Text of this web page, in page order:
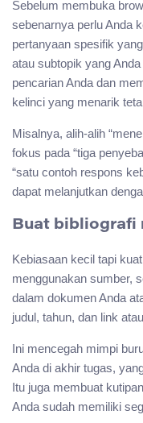
Sebelum membuka
sebenarnya perlu Anda
pertanyaan spesifik
atau subtopik yang
pencarian Anda dan
kelinci yang menarik
Misalnya, alih-alih
fokus pada “tiga
“satu contoh respons
dapat melanjutkan
Buat bibliografi
Kebiasaan kecil tapi
menggunakan sumber,
dalam dokumen Anda
judul, tahun, dan link
Ini mencegah mimpi
Anda di akhir tugas,
Itu juga membuat
Anda sudah memiliki